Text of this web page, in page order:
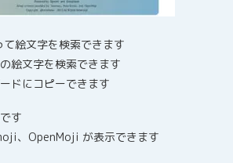
絵文字を検索できます
絵文字を検索できます
ドにコピーできます
す
、OpenMoji が表示できます